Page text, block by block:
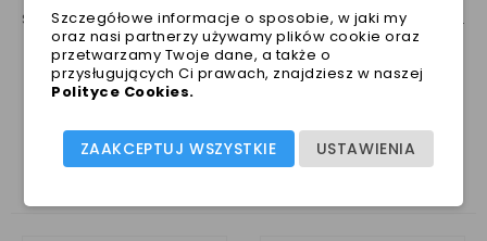
Szelki bawełniane Lita PUPPIA purple
Cena
139,00 zł
Najniższa cena w ciągu
ostatnich 30 dni : 139,00 zł
Szelki PUPPIA dla psa bezuciskowe bawełniane EVANTHE
Cena
119,00 zł
Najniższa cena w ciągu
16 INNE PRODUKTY W TEJ SAMEJ KATEGORII:
Szczegółowe informacje o sposobie, w jaki my
oraz nasi partnerzy używamy plików cookie oraz
przetwarzamy Twoje dane, a także o
przysługujących Ci prawach, znajdziesz w naszej
Polityce Cookies.
USTAWIENIA
ZAAKCEPTUJ WSZYSTKIE